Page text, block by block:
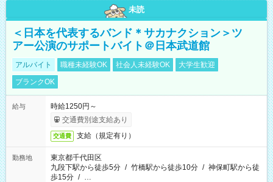
未読
＜日本を代表するバンド＊サカナクション＞ツ
アー公演のサポートバイト＠日本武道館
アルバイト 職種未経験OK 社会人未経験OK
大学生歓迎
ブランクOK
給与
時給1250円～
交通費別途支給あり
交通費 支給（規定有り）
勤務地
東京都千代田区
九段下駅から徒歩5分 / 竹橋駅から徒歩10分 / 神保町駅から徒
歩15分 / …